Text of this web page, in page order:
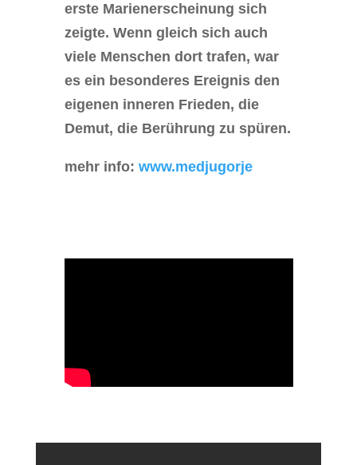
erste Marienerscheinung sich
zeigte. Wenn gleich sich auch
viele Menschen dort trafen, war
es ein besonderes Ereignis den
eigenen inneren Frieden, die
Demut, die Berührung zu spüren.
mehr info: www.medjugorje